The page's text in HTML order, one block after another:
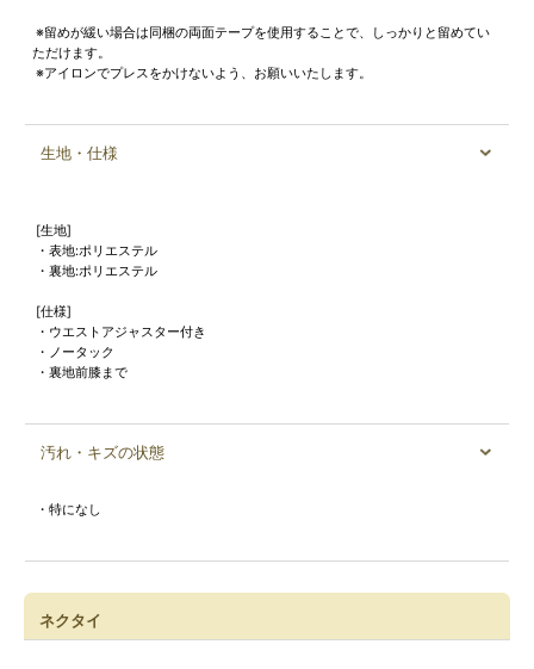
※留めが緩い場合は同梱の両面テープを使用することで、しっかりと留めてい
ただけます。
※アイロンでプレスをかけないよう、お願いいたします。
生地・仕様
[生地]
・表地:ポリエステル
・裏地:ポリエステル
[仕様]
・ウエストアジャスター付き
・ノータック
・裏地前膝まで
汚れ・キズの状態
・特になし
ネクタイ